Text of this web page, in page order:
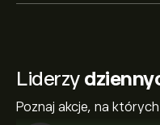
Liderzy
Poznaj akcje, na